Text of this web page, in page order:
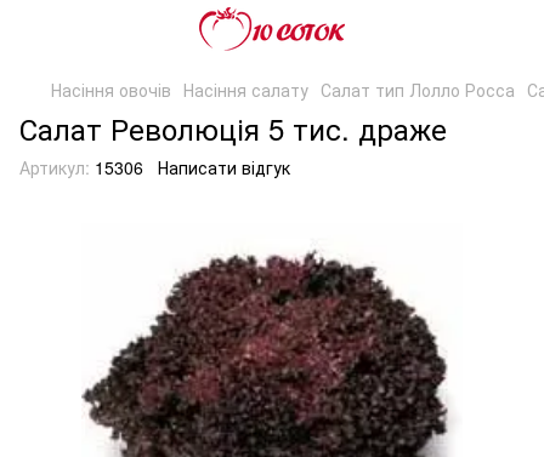
Насіння овочів Насіння салату Салат тип Лолло Росса
Салат Революція 5 тис. драже
Артикул: 15306 Написати відгук